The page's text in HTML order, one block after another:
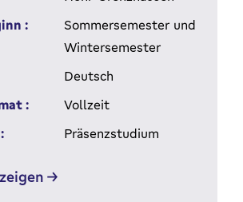
:
Sommersemester und
Wintersemester
Deutsch
:
Vollzeit
Präsenzstudium